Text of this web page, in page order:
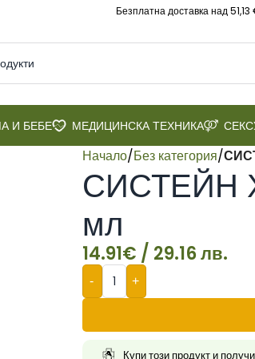
Безплатна доставка над 51,13
И БЕБЕ МЕДИЦИНСКА ТЕХНИКА
Начало/Без категория/
СИСТЕЙН
мл
14.91€ / 29.16 лв.
- +
Купи този продукт и